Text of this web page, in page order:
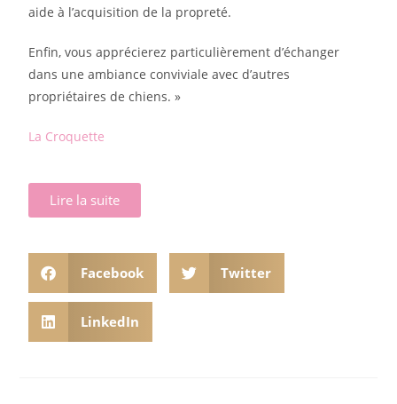
aide à l’acquisition de la propreté.
Enfin, vous apprécierez particulièrement d’échanger
dans une ambiance conviviale avec d’autres
propriétaires de chiens. »
La Croquette
Lire la suite
Facebook Twitter
LinkedIn